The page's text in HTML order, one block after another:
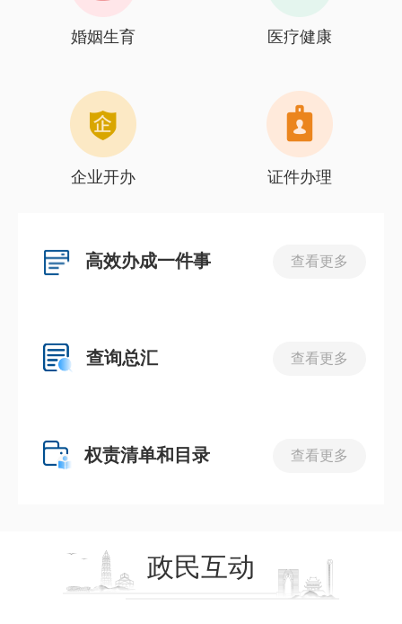
婚姻生育 医疗健康
企业开办 证件办理
高效办成一件事 查看更多
查询总汇 查看更多
权责清单和目录 查看更多
政民互动